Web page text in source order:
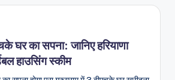
घर का सपना: जानिए हरियाणा
हाउसिंग स्‍कीम